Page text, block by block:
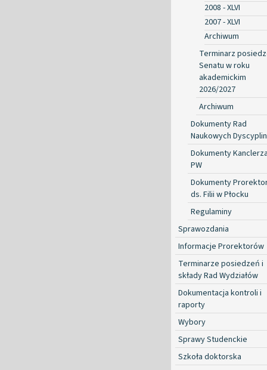
2008 - XLVI
2007 - XLVI
Archiwum
Terminarz
Senatu w roku
akademickim
2026/2027
Archiwum
Dokumenty Rad
Naukowych Dyscyplin
Dokumenty
PW
Dokumenty
ds. Filii w Płocku
Regulaminy
Sprawozdania
Informacje Prorektorów
Terminarze posiedzeń i
składy Rad Wydziałów
Dokumentacja kontroli i
raporty
Wybory
Sprawy Studenckie
Szkoła doktorska